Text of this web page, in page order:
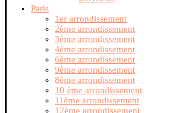
Paris
1er arrondissement
2ème arrondissement
3ème arrondissement
4ème arrondissement
6ème arrondissement
9ème arrondissement
8ème arrondissement
10 ème arrondissement
11ème arrondissement
12ème arrondissement